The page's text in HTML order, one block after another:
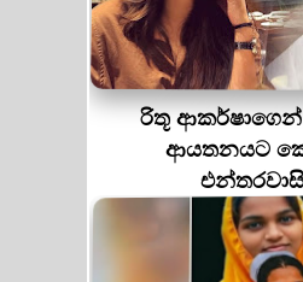
රිතූ
ආයතනයට